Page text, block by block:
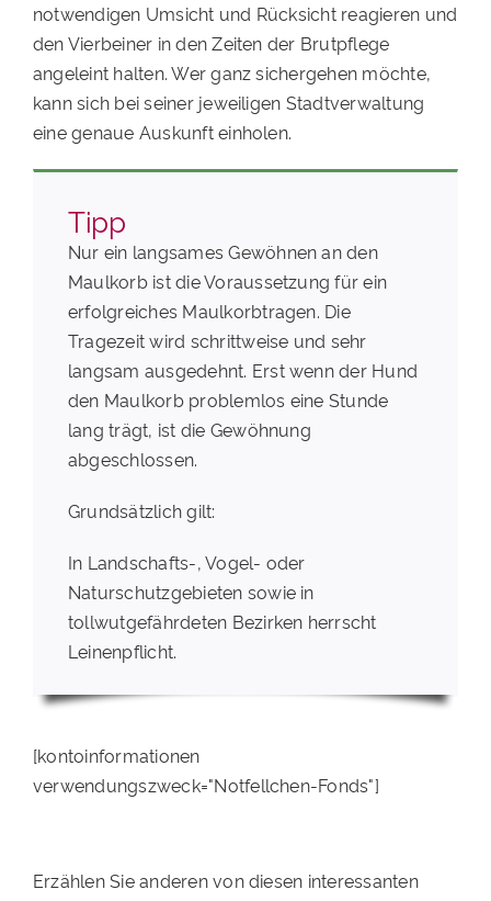
notwendigen Umsicht und Rücksicht reagieren und
den Vierbeiner in den Zeiten der Brutpflege
angeleint halten. Wer ganz sichergehen möchte,
kann sich bei seiner jeweiligen Stadtverwaltung
eine genaue Auskunft einholen.
Tipp
Nur ein langsames Gewöhnen an den
Maulkorb ist die Voraussetzung für ein
erfolgreiches Maulkorbtragen. Die
Tragezeit wird schrittweise und sehr
langsam ausgedehnt. Erst wenn der Hund
den Maulkorb problemlos eine Stunde
lang trägt, ist die Gewöhnung
abgeschlossen.
Grundsätzlich gilt:
In Landschafts-, Vogel- oder
Naturschutzgebieten sowie in
tollwutgefährdeten Bezirken herrscht
Leinenpflicht.
[kontoinformationen
verwendungszweck="Notfellchen-Fonds"]
Erzählen Sie anderen von diesen interessanten